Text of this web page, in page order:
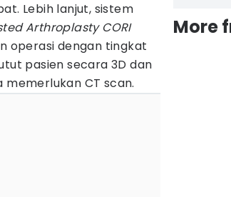
Lebih lanjut, sistem
Arthroplasty CORI
operasi dengan tingkat
pasien secara 3D dan
CT scan.
More